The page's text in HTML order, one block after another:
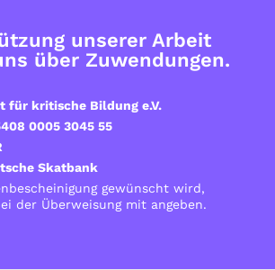
unserer Arbeit
über Zuwendungen.
für kritische Bildung e.V.
0005 3045 55
Skatbank
gewünscht wird,
der Überweisung mit angeben.